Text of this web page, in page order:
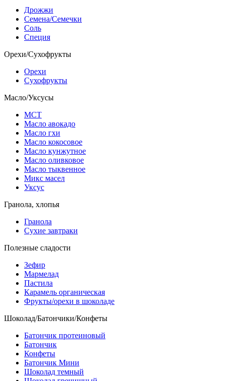
Дрожжи
Семена/Семечки
Соль
Специя
Орехи/Сухофрукты
Орехи
Сухофрукты
Масло/Уксусы
МСТ
Масло авокадо
Масло гхи
Масло кокосовое
Масло кунжутное
Масло оливковое
Масло тыквенное
Микс масел
Уксус
Гранола, хлопья
Гранола
Сухие завтраки
Полезные сладости
Зефир
Мармелад
Пастила
Карамель органическая
Фрукты/орехи в шоколаде
Шоколад/Батончики/Конфеты
Батончик протеиновый
Батончик
Конфеты
Батончик Мини
Шоколад темный